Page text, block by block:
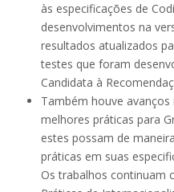
às especificações de
desenvolvimentos na
resultados atualizados
testes que foram
Candidata à
Também houve
melhores práticas para
estes possam de
práticas em suas
Os trabalhos continuam